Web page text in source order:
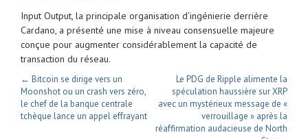
Input Output, la principale organisation d’ingénierie derrière
Cardano, a présenté une mise à niveau consensuelle majeure
conçue pour augmenter considérablement la capacité de
transaction du réseau.
← Bitcoin se dirige vers un
Moonshot ou un crash vers zéro,
le chef de la banque centrale
tchèque lance un appel effrayant
Le PDG de Ripple alimente la
spéculation haussière sur XRP
avec un mystérieux message de «
verrouillage » après la
réaffirmation audacieuse de North